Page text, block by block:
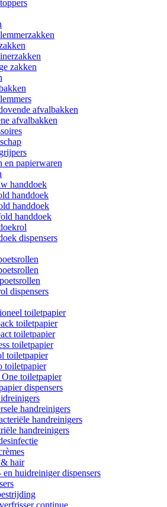
zakken
afvalbakken
afvalbakken
en papierwaren
handdoek
handdoek
handdoek
handdoek
dispensers
dispensers
toiletpapier
toiletpapier
toiletpapier
toiletpapier
toiletpapier
toiletpapier
One toiletpapier
dispensers
handreinigers
handreinigers
handreinigers
hair
en huidreiniger dispensers
continue